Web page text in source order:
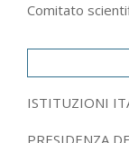
Comitato
ISTITUZIONI